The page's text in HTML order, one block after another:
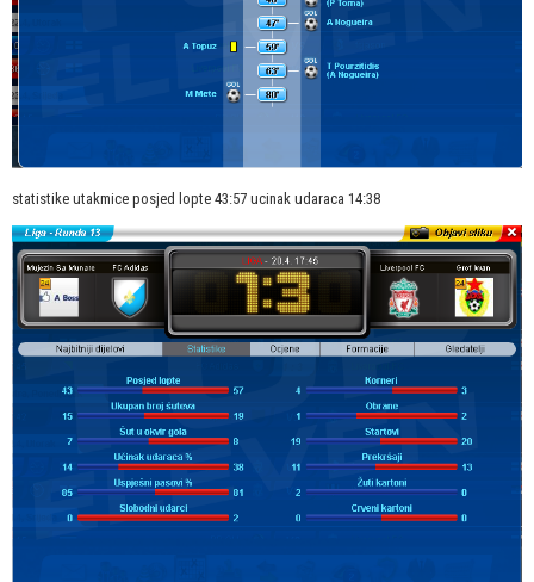
statistike utakmice posjed lopte 43:57 ucinak udaraca 14:38